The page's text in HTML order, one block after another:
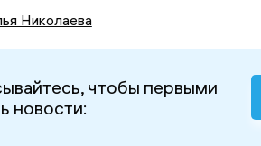
Николаева
чтобы первыми
новости: